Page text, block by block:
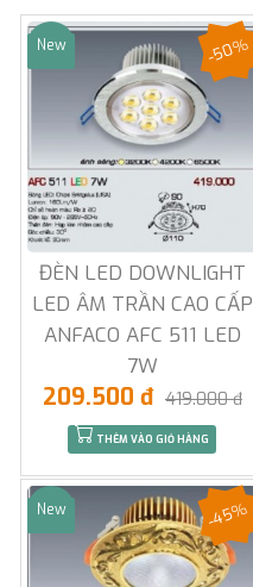
Sale
New
ĐÈN LED DOWNLIGHT
LED ÂM TRẦN CAO CẤP
ANFACO AFC 511 LED
7W
-50%
209.500 đ 419.000 đ
THÊM VÀO GIỎ HÀNG
Sale
New -45%